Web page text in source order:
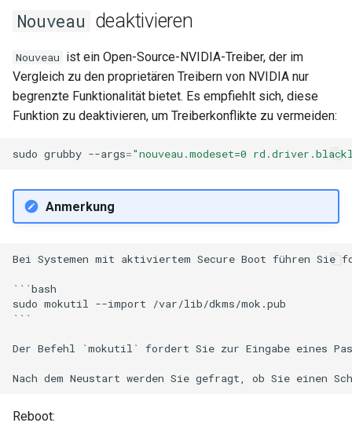
Nouveau deaktivieren
Nouveau ist ein Open-Source-NVIDIA-Treiber, der im
Vergleich zu den proprietären Treibern von NVIDIA nur
begrenzte Funktionalität bietet. Es empfiehlt sich, diese
Funktion zu deaktivieren, um Treiberkonflikte zu vermeiden:
sudo grubby --args="nouveau.modeset=0
Anmerkung
Bei Systemen mit aktiviertem Secure Boot führen Sie
```bash
sudo mokutil --import /var/lib/dkms/mok.pub
```
Der Befehl `mokutil` fordert Sie zur Eingabe eines
Reboot: